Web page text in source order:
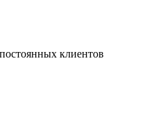
клиентов